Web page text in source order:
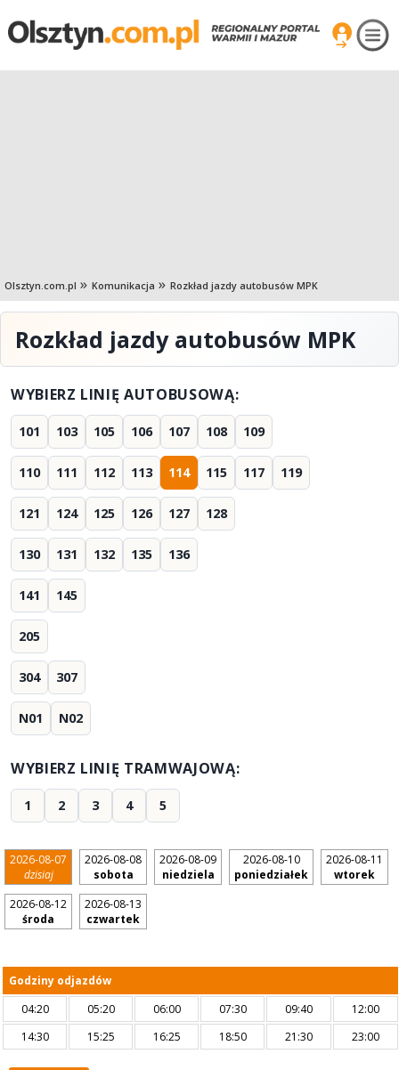
Olsztyn.com.pl Komunikacja Rozkład jazdy autobusów MPK
Rozkład jazdy autobusów MPK
WYBIERZ LINIĘ AUTOBUSOWĄ:
101 103 105 106 107 108 109
110 111 112 113 114 115 117 119
121 124 125 126 127 128
130 131 132 135 136
141 145
205
304 307
N01 N02
WYBIERZ LINIĘ TRAMWAJOWĄ:
1 2 3 4 5
2026-08-07
dzisiaj
2026-08-08
sobota
2026-08-09
niedziela
2026-08-10
poniedziałek
2026-08-11
wtorek
2026-08-12
środa
2026-08-13
czwartek
Godziny odjazdów
04:20
05:20 06:00 07:30 09:40
12:00
14:30
15:25 16:25 18:50 21:30 23:00